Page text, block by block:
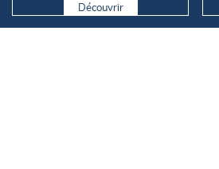
Découvrir